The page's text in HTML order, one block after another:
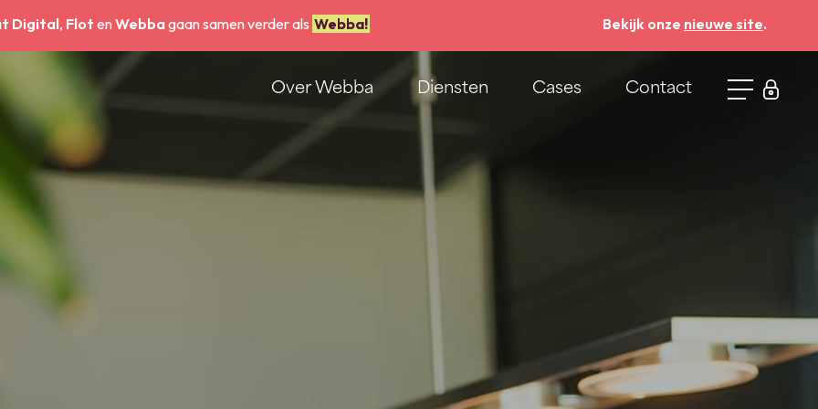
Digital, Flot en Webbagaan samen verder als Webba! Bekijk onze nieuwe site.
Over Webba Diensten Cases Contact